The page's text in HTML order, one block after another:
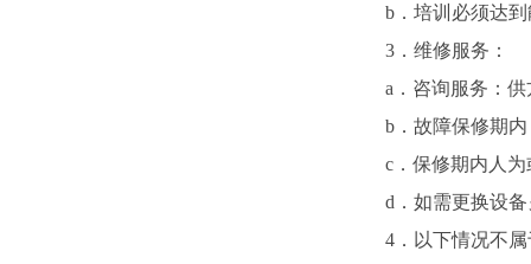
b ．培训必须达
3 ．维修服务：
a ．咨询服务：
b ．故障保修期
c ．保修期内人
d ．如需更换设
4 ．以下情况不